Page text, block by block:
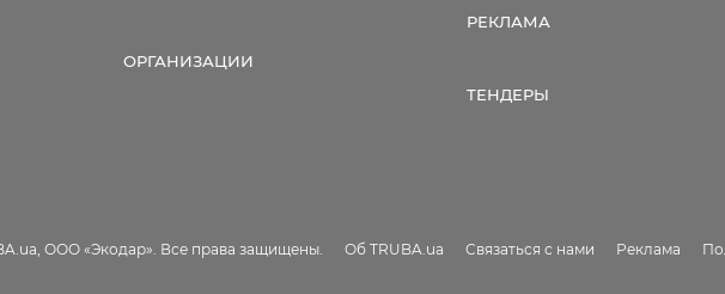
ОРГАНИЗАЦИИ
РЕКЛАМА
ТЕНДЕРЫ
ООО «Экодар». Все права защищены. Об TRUBA.ua Связаться с нами Реклама